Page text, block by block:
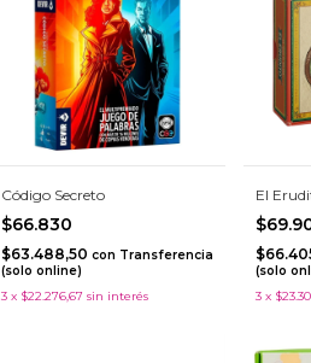
Código Secreto
$66.830
$63.488,50 con Transferencia
(solo online)
3 x $22.276,67 sin interés
El
(solo
3 x